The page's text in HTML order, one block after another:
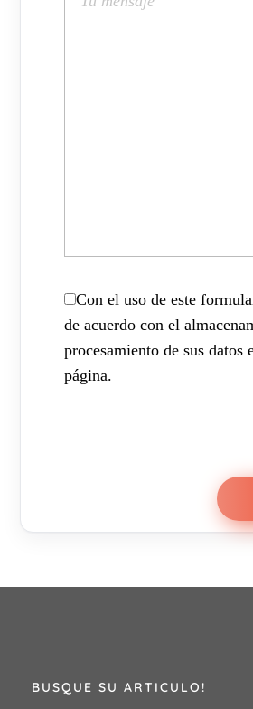
Con el uso de este
de acuerdo con el
procesamiento de sus datos
página.
BUSQUE SU ARTICULO!